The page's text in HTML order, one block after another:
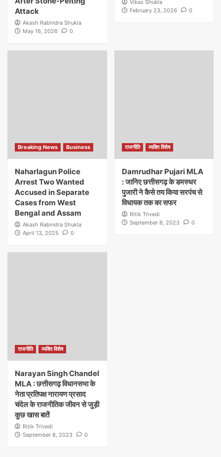
Attack
Akash Rabindra Shukla
May 16, 2026
0
Vikas Shukla
February 23, 2026
0
Breaking News Business
Naharlagun Police
Arrest Two Wanted
Accused in Separate
Cases from West
Bengal and Assam
Akash Rabindra Shukla
April 13, 2025
0
राजनीति व्यक्ति विशेष
Damrudhar Pujari MLA
: जानिए छत्तीसगढ़ के डमरुधर
पुजारी ने कैसे तय किया सरपंच से
विधायक तक का सफर
Ritik Trivedi
September 8, 2023
0
राजनीति व्यक्ति विशेष
Narayan Singh Chandel
MLA : छत्तीसगढ़ विधानसभा के
नेता प्रतिपक्ष नारायण प्रसाद
चंदेल के राजनीतिक जीवन से जुड़ी
कुछ खास बातें
Ritik Trivedi
September 8, 2023
0